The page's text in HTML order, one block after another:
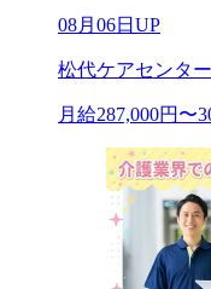
08月06日UP
松代ケアセンタ
月給287,000円〜